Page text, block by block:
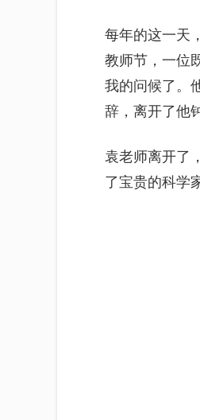
每年的这一天
教师节，一位
我的问候了。
辞，离开了他
袁老师离开了
了宝贵的科学